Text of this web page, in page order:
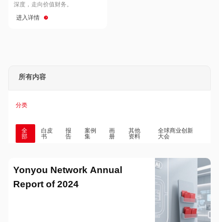
深度，走向价值财务。
进入详情
所有内容
分类
全
部
白皮
书
报
告
案例
集
画
册
其他
资料
全球商业创新
大会
Yonyou Network Annual
Report of 2024